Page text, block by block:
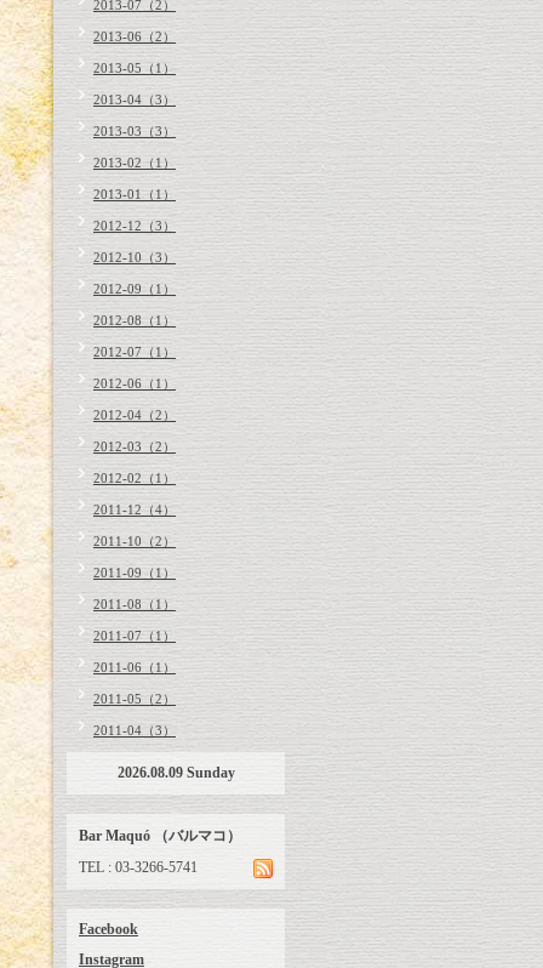
2013-07（2）
2013-06（2）
2013-05（1）
2013-04（3）
2013-03（3）
2013-02（1）
2013-01（1）
2012-12（3）
2012-10（3）
2012-09（1）
2012-08（1）
2012-07（1）
2012-06（1）
2012-04（2）
2012-03（2）
2012-02（1）
2011-12（4）
2011-10（2）
2011-09（1）
2011-08（1）
2011-07（1）
2011-06（1）
2011-05（2）
2011-04（3）
2026.08.09 Sunday
Bar Maquó （バルマコ）
TEL : 03-3266-5741
Facebook
Instagram